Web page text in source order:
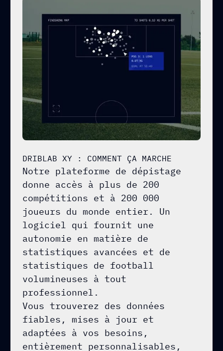
DRIBLAB XY : COMMENT ÇA MARCHE
Notre plateforme de dépistage
donne accès à plus de 200
compétitions et à 200 000
joueurs du monde entier. Un
logiciel qui fournit une
autonomie en matière de
statistiques avancées et de
statistiques de football
volumineuses à tout
professionnel.
Vous trouverez des données
fiables, mises à jour et
adaptées à vos besoins,
entièrement personnalisables,